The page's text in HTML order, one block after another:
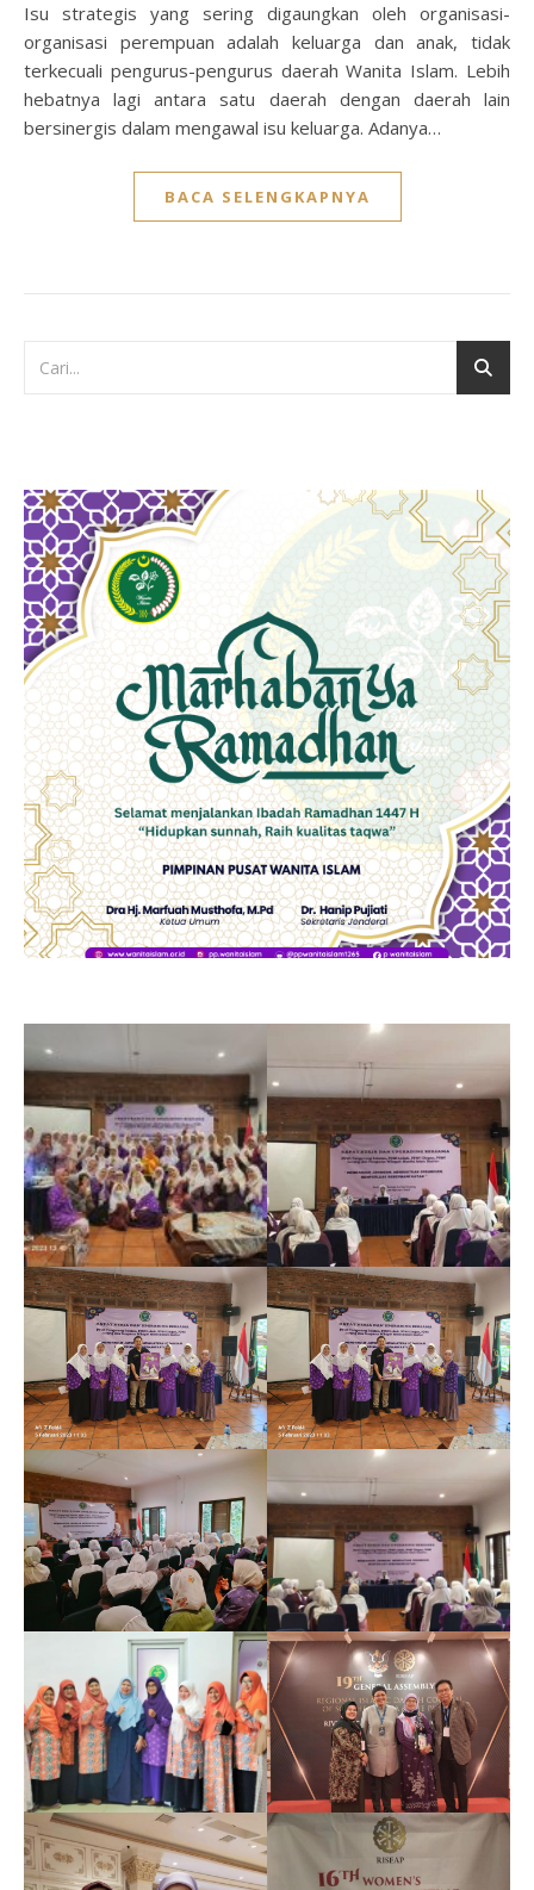
Isu strategis yang sering digaungkan oleh organisasi-
organisasi perempuan adalah keluarga dan anak, tidak
terkecuali pengurus-pengurus daerah Wanita Islam. Lebih
hebatnya lagi antara satu daerah dengan daerah lain
bersinergis dalam mengawal isu keluarga. Adanya…
BACA SELENGKAPNYA